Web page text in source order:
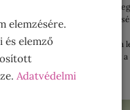
lenne számodra a
jönne egy kis
Összegyűjtöttem a
amelyek segítenek
ELOLVASOM!
elemzésére.
elemző
Adatvédelmi